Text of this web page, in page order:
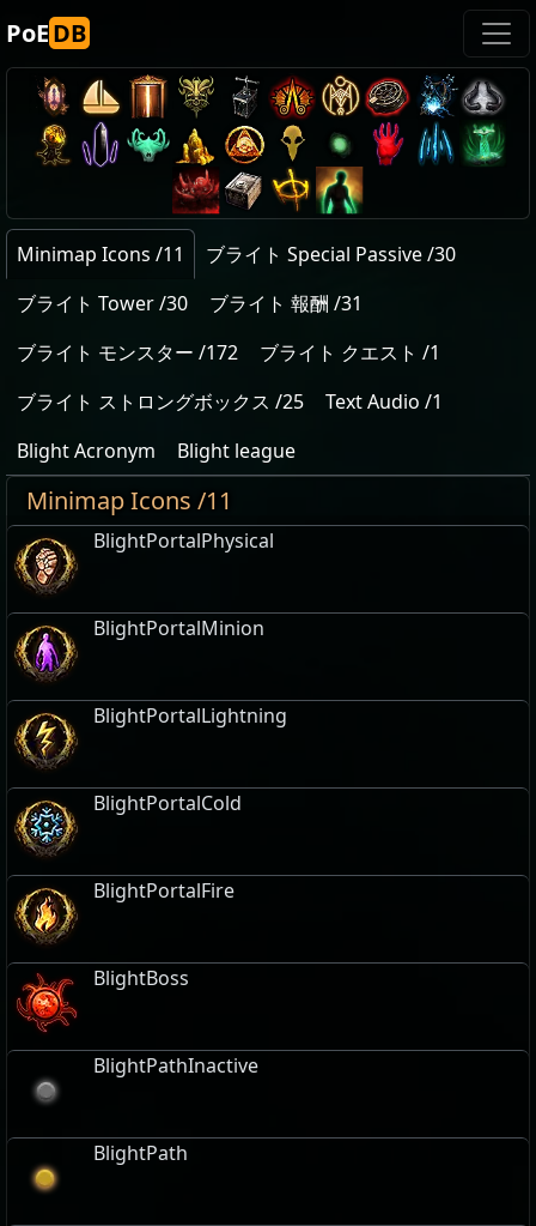
PoEDB
Minimap Icons /11
ブライト Special Passive /30
ブライト Tower /30
ブライト 報酬 /31
ブライト モンスター /172
ブライト クエスト /1
ブライト ストロングボックス /25
Text Audio /1
Blight Acronym
Blight league
Minimap Icons /11
BlightPortalPhysical
BlightPortalMinion
BlightPortalLightning
BlightPortalCold
BlightPortalFire
BlightBoss
BlightPathInactive
BlightPath